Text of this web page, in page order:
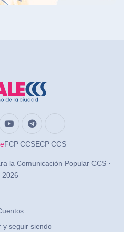
FCP CCSECP CCS
la Comunicación Popular CCS ·
2026
y seguir siendo